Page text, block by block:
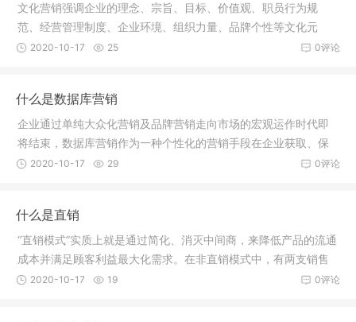
文化营销强调企业的理念、宗旨、目标、价值观、职员行为规
范、经营管理制度、企业环境、组织力量、品牌个性等文化元
素，其核心是
0评论
2020-10-17 25
什么是数据库营销
企业通过单纯大众化营销及品牌营销走向市场的宏观运作时代即
将结束，数据库营销作为一种个性化的营销手段在企业获取、保
留与发展
0评论
2020-10-17 29
什么是直销
“直销模式”实质上就是通过简化、消灭中间商，来降低产品的流通
成本并满足顾客利益最大化需求。在非直销模式中，有两支销售
队伍
0评论
2020-10-17 19